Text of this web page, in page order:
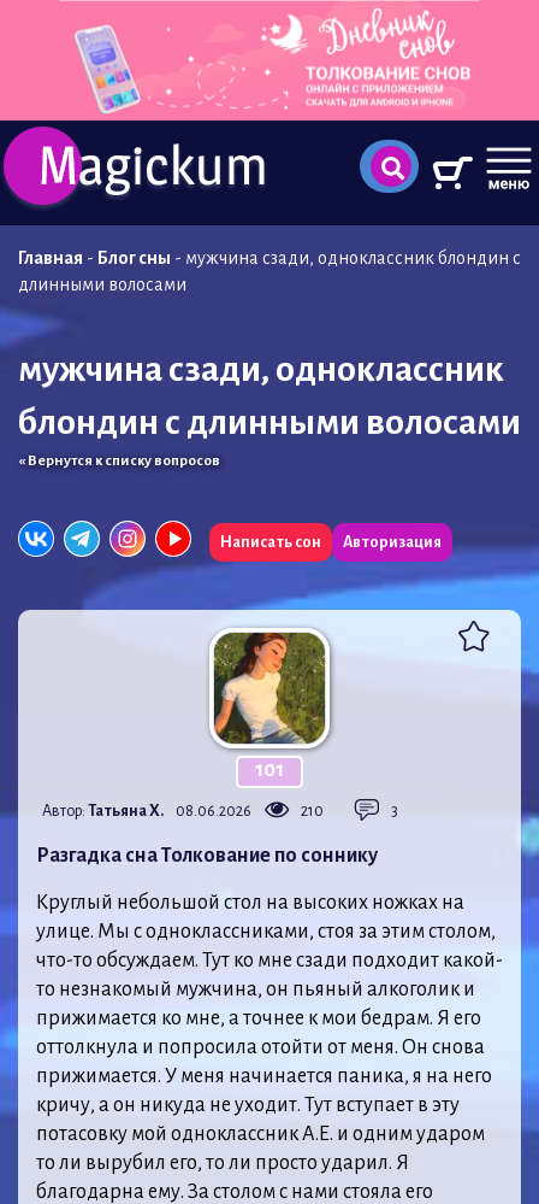
Главная - Блог сны - мужчина сзади, одноклассник блондин с
длинными волосами
мужчина сзади, одноклассник
блондин с длинными волосами
« Вернутся к списку вопросов
Написать сон Авторизация
101
Автор: Татьяна Х. 08.06.2026 210 3
Разгадка сна Толкование по соннику
Круглый небольшой стол на высоких ножках на
улице. Мы с одноклассниками, стоя за этим столом,
что-то обсуждаем. Тут ко мне сзади подходит какой-
то незнакомый мужчина, он пьяный алкоголик и
прижимается ко мне, а точнее к мои бедрам. Я его
оттолкнула и попросила отойти от меня. Он снова
прижимается. У меня начинается паника, я на него
кричу, а он никуда не уходит. Тут вступает в эту
потасовку мой одноклассник А.Е. и одним ударом
то ли вырубил его, то ли просто ударил. Я
благодарна ему. За столом с нами стояла его